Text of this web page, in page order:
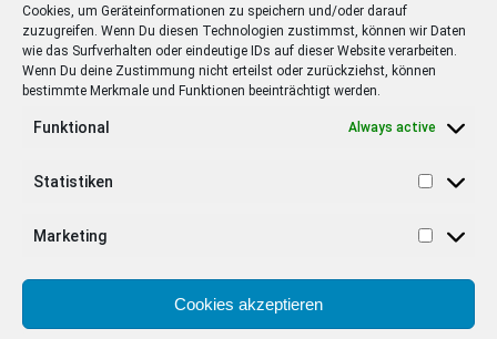
Cookies, um Geräteinformationen zu speichern und/oder darauf
zuzugreifen. Wenn Du diesen Technologien zustimmst, können wir Daten
wie das Surfverhalten oder eindeutige IDs auf dieser Website verarbeiten.
Wenn Du deine Zustimmung nicht erteilst oder zurückziehst, können
bestimmte Merkmale und Funktionen beeinträchtigt werden.
Funktional Always active
Statistiken
Marketing
Cookies akzeptieren
ADVERTORIAL 4 years ago
Advertorial Definition
EMPFOHLEN